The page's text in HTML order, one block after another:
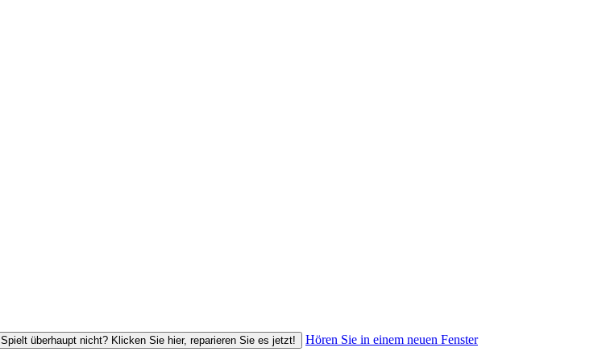
Spielt überhaupt nicht? Klicken Sie hier, reparieren Sie es jetzt! Hören Sie in einem neuen Fenster